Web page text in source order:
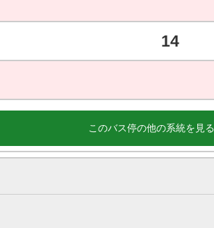
14
このバス停の他の系統を見る